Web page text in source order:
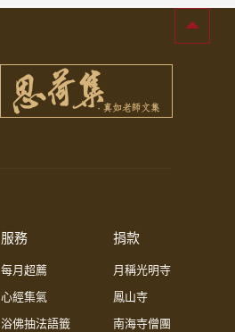
服務
每月超薦
心經集氣
浴佛抽法語籤
捐款
月稱光明寺
鳳山寺
南海寺僧團